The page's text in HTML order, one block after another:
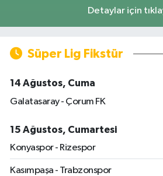
Detaylar için
Süper Lig Fikstür
14 Ağustos, Cuma
Galatasaray - Çorum FK
15 Ağustos, Cumartesi
Konyaspor - Rizespor
Kasımpaşa - Trabzonspor